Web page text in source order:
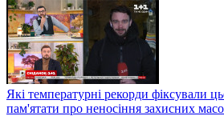
Які температурні рекорди фіксували
пам'ятати про неносіння захисних